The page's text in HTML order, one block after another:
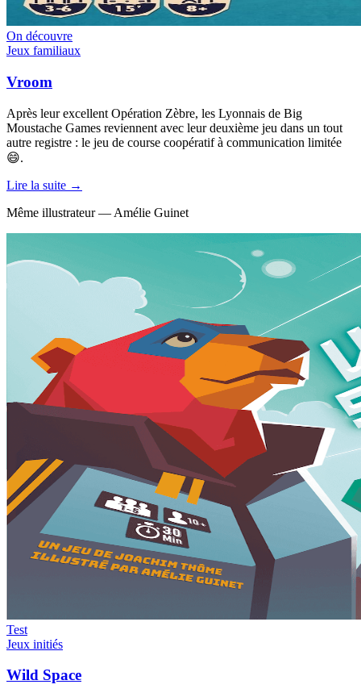
On découvre
Jeux familiaux
Vroom
Après leur excellent Opération Zèbre, les Lyonnais de Big
Moustache Games reviennent avec leur deuxième jeu dans un tout
autre registre : le jeu de course coopératif à communication limitée
😄.
Lire la suite →
Même illustrateur — Amélie Guinet
Test
Jeux initiés
Wild Space